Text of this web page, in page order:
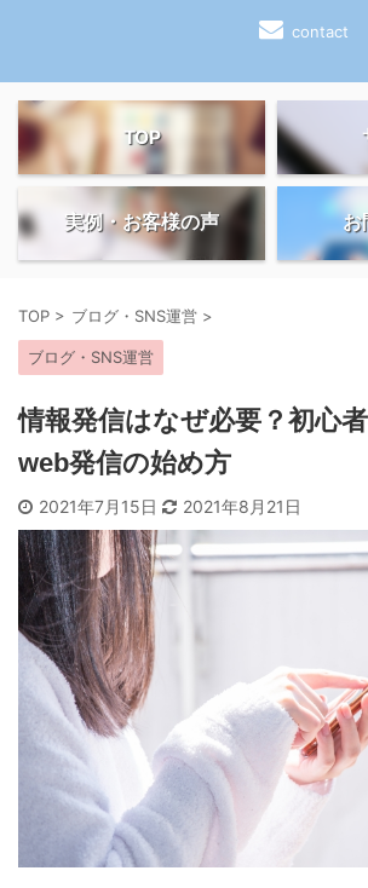
contact
TOP
実例・お客様の声 お
TOP > ブログ・SNS運営 >
ブログ・SNS運営
情報発信はなぜ必要？初心
web発信の始め方
2021年7月15日 2021年8月21日